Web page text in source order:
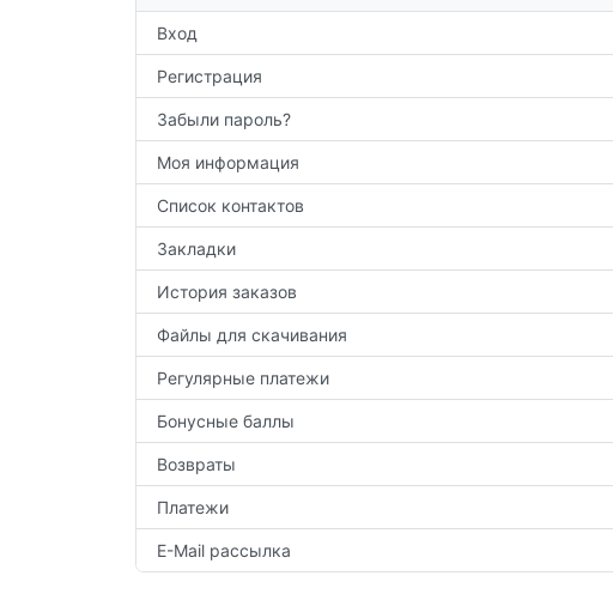
Вход
Регистрация
Забыли пароль?
Моя информация
Список контактов
Закладки
История заказов
Файлы для скачивания
Регулярные платежи
Бонусные баллы
Возвраты
Платежи
E-Mail рассылка